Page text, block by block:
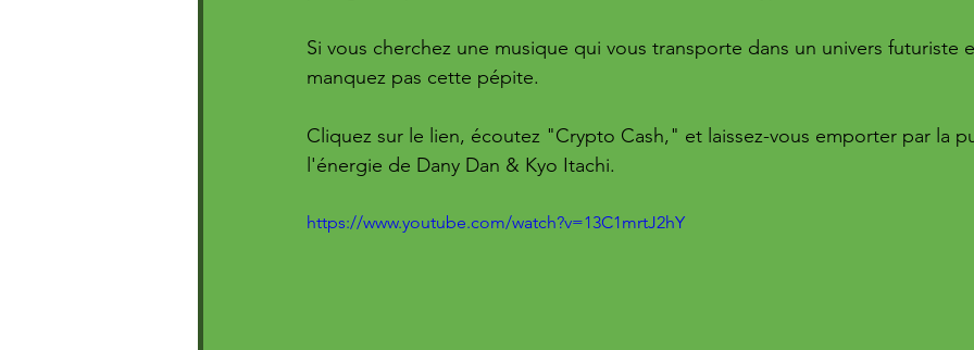
Si vous cherchez une musique qui vous transporte dans un univers futuriste
manquez pas cette pépite.
Cliquez sur le lien, écoutez "Crypto Cash," et laissez-vous emporter par la
l'énergie de Dany Dan & Kyo Itachi.
https://www.youtube.com/watch?v=13C1mrtJ2hY